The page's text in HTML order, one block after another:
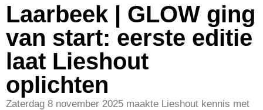
Laarbeek | GLOW ging
van start: eerste editie
laat Lieshout
oplichten
Zaterdag 8 november 2025 maakte Lieshout kennis met